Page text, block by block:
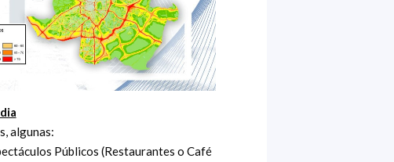
algunas:
Públicos (Restaurantes o Café